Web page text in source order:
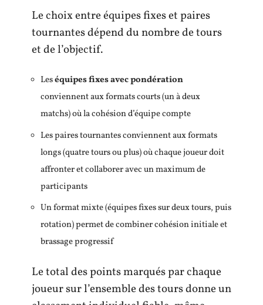
Le choix entre équipes fixes et paires
tournantes dépend du nombre de tours
et de l’objectif.
Leséquipes fixes avec pondération
conviennent aux formats courts (un à deux
matchs) où la cohésion d’équipe compte
Les paires tournantes conviennent aux formats
longs (quatre tours ou plus) où chaque joueur doit
affronter et collaborer avec un maximum de
participants
Un format mixte (équipes fixes sur deux tours, puis
rotation) permet de combiner cohésion initiale et
brassage progressif
Le total des points marqués par chaque
joueur sur l’ensemble des tours donne un